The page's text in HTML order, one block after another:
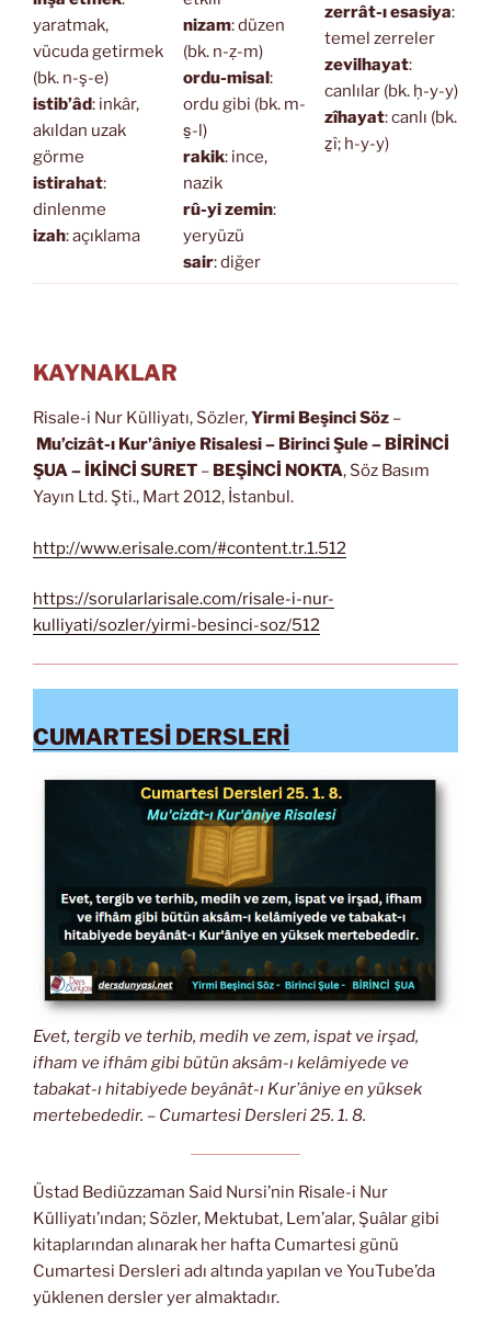
yaratmak,
vücuda getirmek
(bk. n-ş-e)
istib’âd: inkâr,
akıldan uzak
görme
istirahat:
dinlenme
izah: açıklama
nizam: düzen
(bk. n-ẓ-m)
ordu-misal:
ordu gibi (bk. m-
s̱-l)
rakik: ince,
nazik
rû-yi zemin:
yeryüzü
sair: diğer
zerrât-ı esasiya:
temel zerreler
zevilhayat:
canlılar (bk. ḥ-y-y)
zîhayat: canlı (bk.
ẕî; h-y-y)
KAYNAKLAR
Risale-i Nur Külliyatı, Sözler,Yirmi Beşinci Söz –
Mu’cizât-ı Kur’âniye Risalesi– Birinci Şule – BİRİNCİ
ŞUA– İKİNCİ SURET – BEŞİNCİ NOKTA, Söz Basım
Yayın Ltd. Şti., Mart 2012, İstanbul.
http://www.erisale.com/#content.tr.1.512
https://sorularlarisale.com/risale-i-nur-
kulliyati/sozler/yirmi-besinci-soz/512
CUMARTESİ DERSLERİ
Evet, tergib ve terhib, medih ve zem, ispat ve irşad,
ifham ve ifhâm gibi bütün aksâm-ı kelâmiyede ve
tabakat-ı hitabiyede beyânât-ı Kur’âniye en yüksek
mertebededir. – Cumartesi Dersleri 25. 1. 8.
Üstad Bediüzzaman Said Nursi’nin Risale-i Nur
Külliyatı’ından; Sözler, Mektubat, Lem’alar, Şuâlar gibi
kitaplarından alınarak her hafta Cumartesi günü
Cumartesi Dersleri adı altında yapılan ve YouTube’da
yüklenen dersler yer almaktadır.